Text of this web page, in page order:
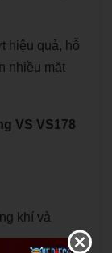
hiệu quả, hỗ
nhiều mặt
VS VS178
khí và